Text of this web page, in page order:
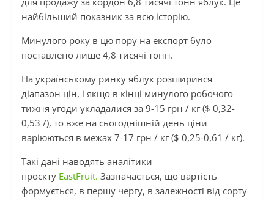
найбільший показник за всю історію.
Минулого року в цю пору на експорт було
поставлено лише 4,8 тисячі тонн.
На українському ринку яблук розширився
діапазон цін, і якщо в кінці минулого робочого
тижня угоди укладалися за 9-15 грн / кг ($ 0,32-
0,53 /), то вже на сьогоднішній день ціни
варіюються в межах 7-17 грн / кг ($ 0,25-0,61 / кг).
Такі дані наводять аналітики
проєкту EastFruit. Зазначається, що вартість
формується, в першу чергу, в залежності від сорту